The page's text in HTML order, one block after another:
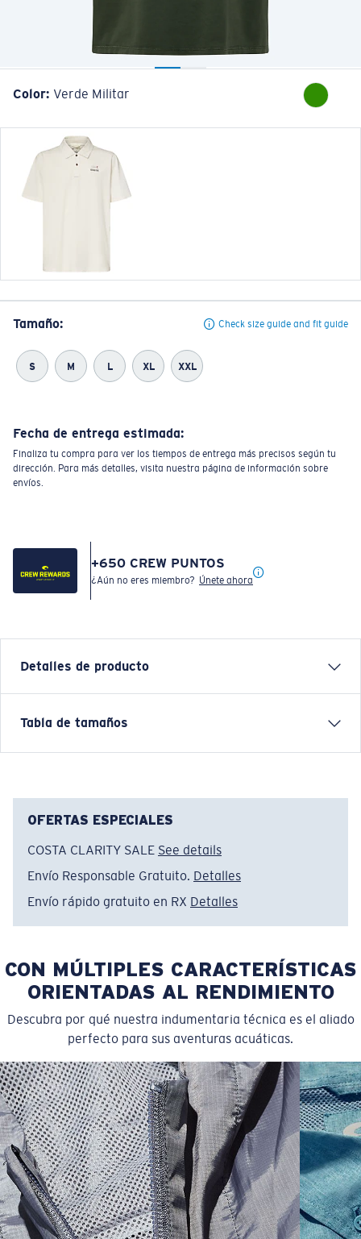
Color: Verde Militar
Tamaño: Check size guide and fit guide
S M L XL XXL
Fecha de entrega estimada:
Finaliza tu compra para ver los tiempos de entrega más precisos según tu
dirección. Para más detalles, visita nuestra página de información sobre
envíos.
+650 CREW PUNTOS
¿Aún no eres miembro? Únete ahora
Detalles de producto
Artículo n.°:FQA401340-77C
Tabla de tamaños
SIZES 1. CHEST 2. BODY LENGTH 3. SLEEVE LENGTH
S 19" 27” 7 ¾”
M 21" 28" 8 ¼”
L 23” 29” 8 ¾”
OFERTAS ESPECIALES
COSTA CLARITY SALE See details
Envío Responsable Gratuito. Detalles
Envío rápido gratuito en RX Detalles
CON MÚLTIPLES CARACTERÍSTICAS
ORIENTADAS AL RENDIMIENTO
Descubra por qué nuestra indumentaria técnica es el aliado
perfecto para sus aventuras acuáticas.